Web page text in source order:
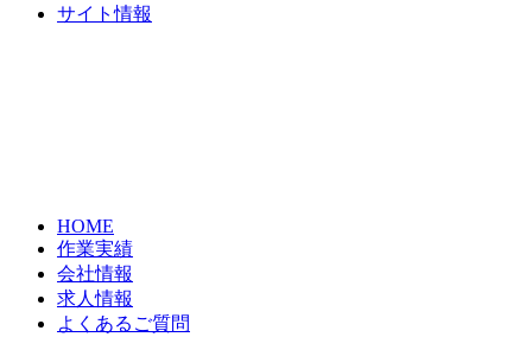
サイト情報
HOME
作業実績
会社情報
求人情報
よくあるご質問